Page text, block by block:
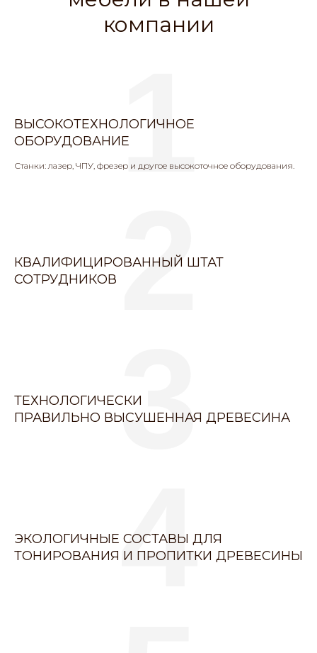
компании
ВЫСОКОТЕХНОЛОГИЧНОЕ
ОБОРУДОВАНИЕ
Станки: лазер, ЧПУ, фрезер и другое высокоточное оборудования.
1
КВАЛИФИЦИРОВАННЫЙ ШТАТ
СОТРУДНИКОВ 2
ТЕХНОЛОГИЧЕСКИ
ПРАВИЛЬНО ВЫСУШЕННАЯ ДРЕВЕСИНА
3
ЭКОЛОГИЧНЫЕ СОСТАВЫ ДЛЯ
ТОНИРОВАНИЯ И ПРОПИТКИ ДРЕВЕСИНЫ
4